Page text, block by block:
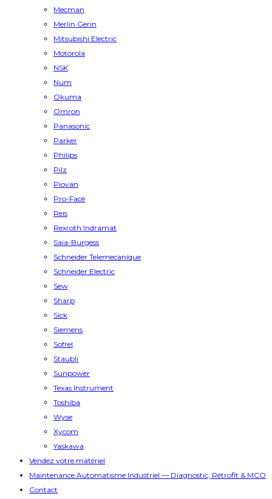
Mecman
Merlin Gerin
Mitsubishi Electric
Motorola
NSK
Num
Okuma
Omron
Panasonic
Parker
Philips
Pilz
Piovan
Pro-Face
Reis
Rexroth Indramat
Saia-Burgess
Schneider Telemecanique
Schneider Electric
Sew
Sharp
Sick
Siemens
Sofrel
Staubli
Sunpower
Texas Instrument
Toshiba
Wyse
Xycom
Yaskawa
Vendez votre matériel
Maintenance Automatisme Industriel — Diagnostic, Rétrofit & MCO
Contact